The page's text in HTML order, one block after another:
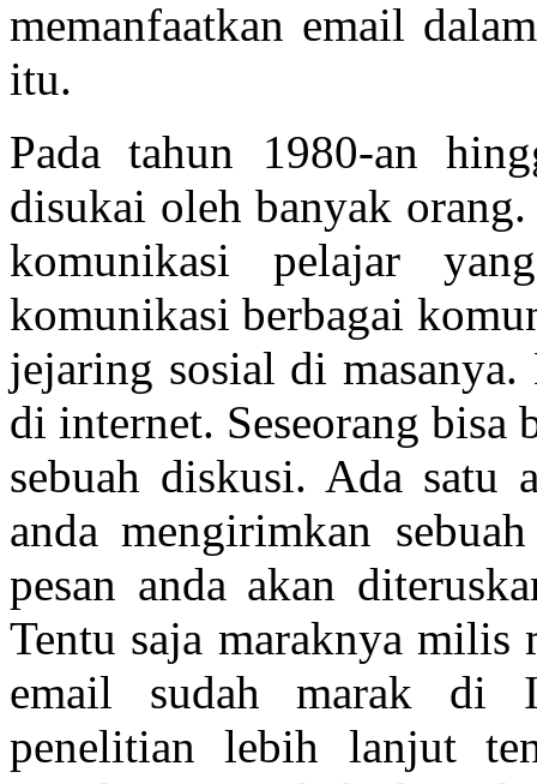
memanfaatkan email
itu.
Pada tahun 1980-an
disukai oleh banyak
komunikasi pelajar
komunikasi berbagai
jejaring sosial di
di internet. Seseorang bisa
sebuah diskusi. Ada satu
anda mengirimkan
pesan anda akan
Tentu saja maraknya milis
email sudah marak di
penelitian lebih lanjut